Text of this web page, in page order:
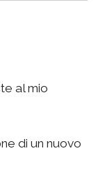
al mio
di un nuovo